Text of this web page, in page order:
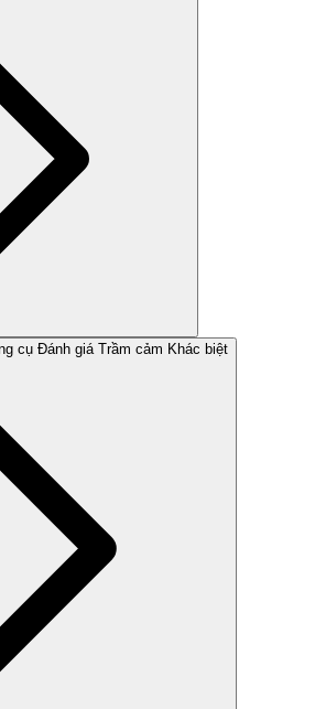
cụ Đánh giá Trầm cảm Khác biệt